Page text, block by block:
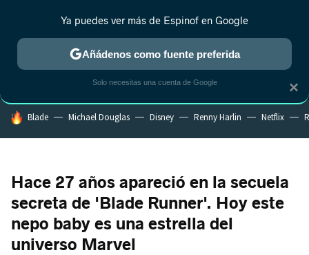
MENÚ NUEVO
ESTRENOS REALITY ANIME RANKINGS CINE
HOY SE HABLA DE
Blade Michael Douglas Disney Renny Harlin Netflix
Hace 27 años apareció en la secuela
secreta de 'Blade Runner'. Hoy este
nepo baby es una estrella del
universo Marvel
×
Ya puedes ver más de Espinof en Google
Añádenos como fuente preferida
Solo necesitas una cuenta de Google